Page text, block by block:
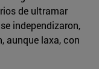
de ultramar
independizaron,
aunque laxa, con